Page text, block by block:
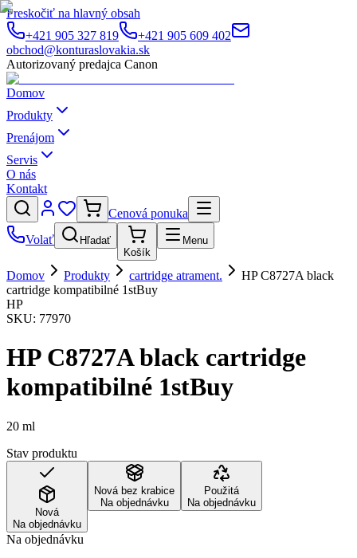
Preskočiť na hlavný obsah
+421 905 327 819
+421 905 609 402
obchod@konturaslovakia.sk
Autorizovaný predajca Canon
Domov
Produkty
Prenájom
Servis
O nás
Kontakt
Cenová ponuka
Volať
Hľadať
Košík
Menu
Domov Produkty cartridge atrament.
HP C8727A black
cartridge kompatibilné 1stBuy
HP
SKU: 77970
HP C8727A black cartridge
kompatibilné 1stBuy
20 ml
Stav produktu
Nová
Na objednávku
Nová bez krabice
Na objednávku
Použitá
Na objednávku
Na objednávku